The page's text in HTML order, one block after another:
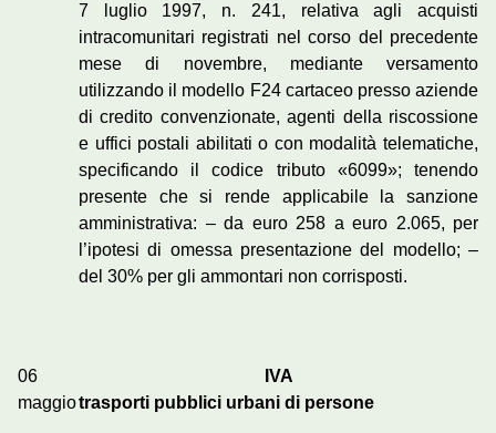
7 luglio 1997, n. 241, relativa agli acquisti
intracomunitari registrati nel corso del precedente
mese di novembre, mediante versamento
utilizzando il modello F24 cartaceo presso aziende
di credito convenzionate, agenti della riscossione
e uffici postali abilitati o con modalità telematiche,
specificando il codice tributo «6099»; tenendo
presente che si rende applicabile la sanzione
amministrativa: – da euro 258 a euro 2.065, per
l’ipotesi di omessa presentazione del modello; –
del 30% per gli ammontari non corrisposti.
06
maggio
IVA
trasporti pubblici urbani di persone